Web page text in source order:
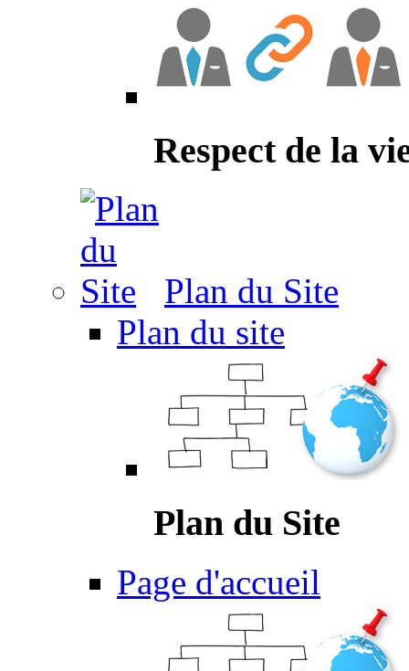
Respect de la
Plan du Site
Plan du site
Plan du Site
Page d'accueil